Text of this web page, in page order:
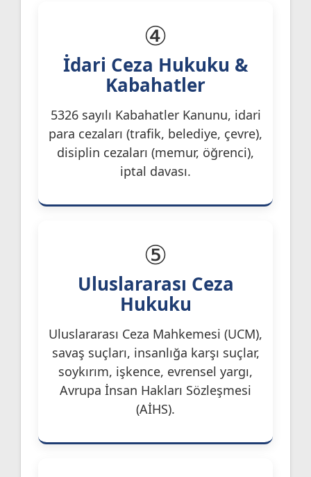
④
İdari Ceza Hukuku &
Kabahatler
5326 sayılı Kabahatler Kanunu, idari
para cezaları (trafik, belediye, çevre),
disiplin cezaları (memur, öğrenci),
iptal davası.
⑤
Uluslararası Ceza
Hukuku
Uluslararası Ceza Mahkemesi (UCM),
savaş suçları, insanlığa karşı suçlar,
soykırım, işkence, evrensel yargı,
Avrupa İnsan Hakları Sözleşmesi
(AİHS).